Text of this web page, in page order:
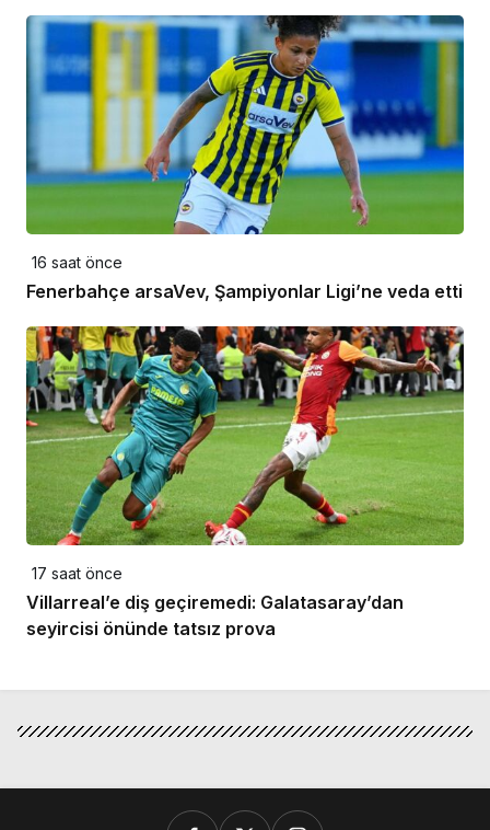
16 saat önce
Fenerbahçe arsaVev, Şampiyonlar Ligi’ne veda etti
17 saat önce
Villarreal’e diş geçiremedi: Galatasaray’dan
seyircisi önünde tatsız prova